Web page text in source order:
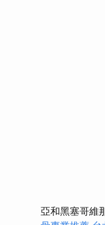
亞和黑塞哥維